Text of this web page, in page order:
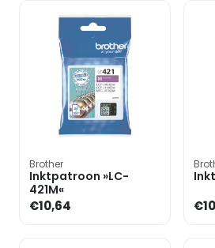
Brother
Inktpatroon »LC-
421M«
€10,64